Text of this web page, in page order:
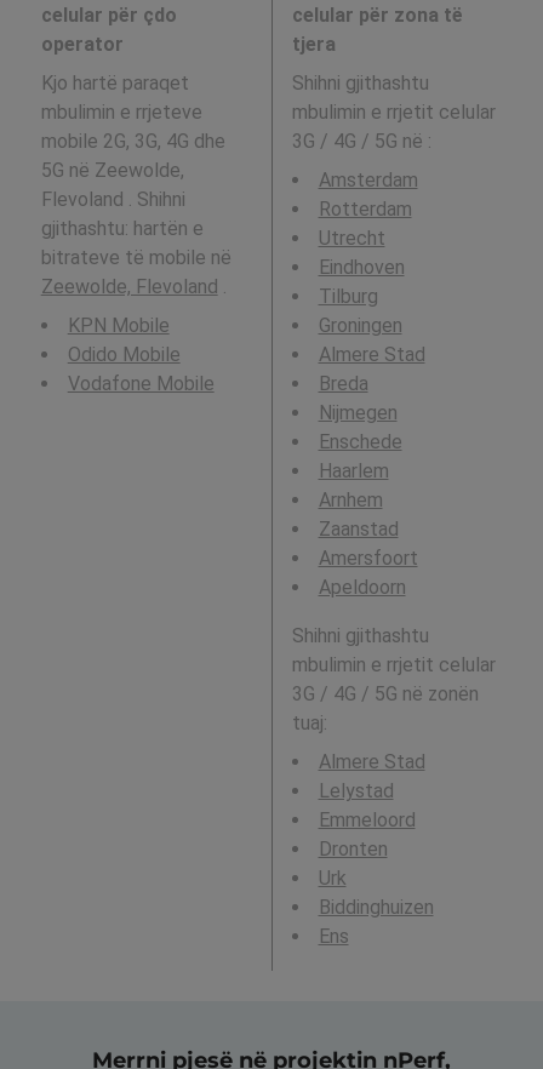
celular për çdo
operator
Kjo hartë paraqet
mbulimin e rrjeteve
mobile 2G, 3G, 4G dhe
5G në Zeewolde,
Flevoland . Shihni
gjithashtu: hartën e
bitrateve të mobile në
Zeewolde, Flevoland
KPN Mobile
Odido Mobile
Vodafone Mobile
celular për zona të
tjera
Shihni gjithashtu
mbulimin e rrjetit celular
3G / 4G / 5G në :
Amsterdam
Rotterdam
Utrecht
Eindhoven
Tilburg
Groningen
Almere Stad
Breda
Nijmegen
Enschede
Haarlem
Arnhem
Zaanstad
Amersfoort
Apeldoorn
Shihni gjithashtu
mbulimin e rrjetit celular
3G / 4G / 5G në zonën
tuaj:
Almere Stad
Lelystad
Emmeloord
Dronten
Urk
Biddinghuizen
Ens
Merrni pjesë në projektin nPerf,